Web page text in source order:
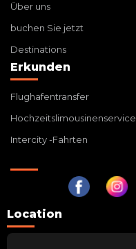
Über uns
buchen Sie jetzt
Destinations
Erkunden
Flughafentransfer
Hochzeitslimousinenservice
Intercity -Fahrten
Location